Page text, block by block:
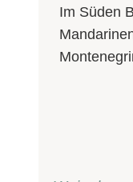
Im Süden